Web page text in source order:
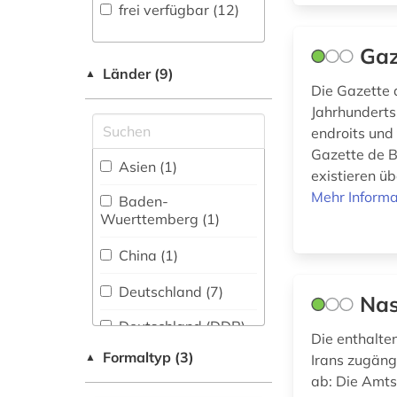
Geschichte (3)
Geschichte der
Gesundheitswissenschaften
(0)
Informatik (0)
Klassische
Philologie.
Byzantinistik.
Mittellateinische und
Neugriechische
englisch (2)
enthüllungsjournalismus
(1)
fernsehen (1)
fernsehsendung (2)
fid asien (1)
fid nahost-,
nordafrika- und
(0
(0
Portal (5
Sammlung Nicht-
Textueller-Materialien
Volltextdatenbank
(18)
Wörterbuch,
Nachschlagwerk (2
frei verfügbar (12)
▲ Länder (9)
Asien (1)
Baden-
Wuerttemberg (1)
China (1)
Deutschland (7)
Deutschland (DDR)
Großbritannien (1)
▲ Formaltyp (3)
Die Gazette
endroits
Gazette de
existieren
Mehr
Die
Irans
ab: Die